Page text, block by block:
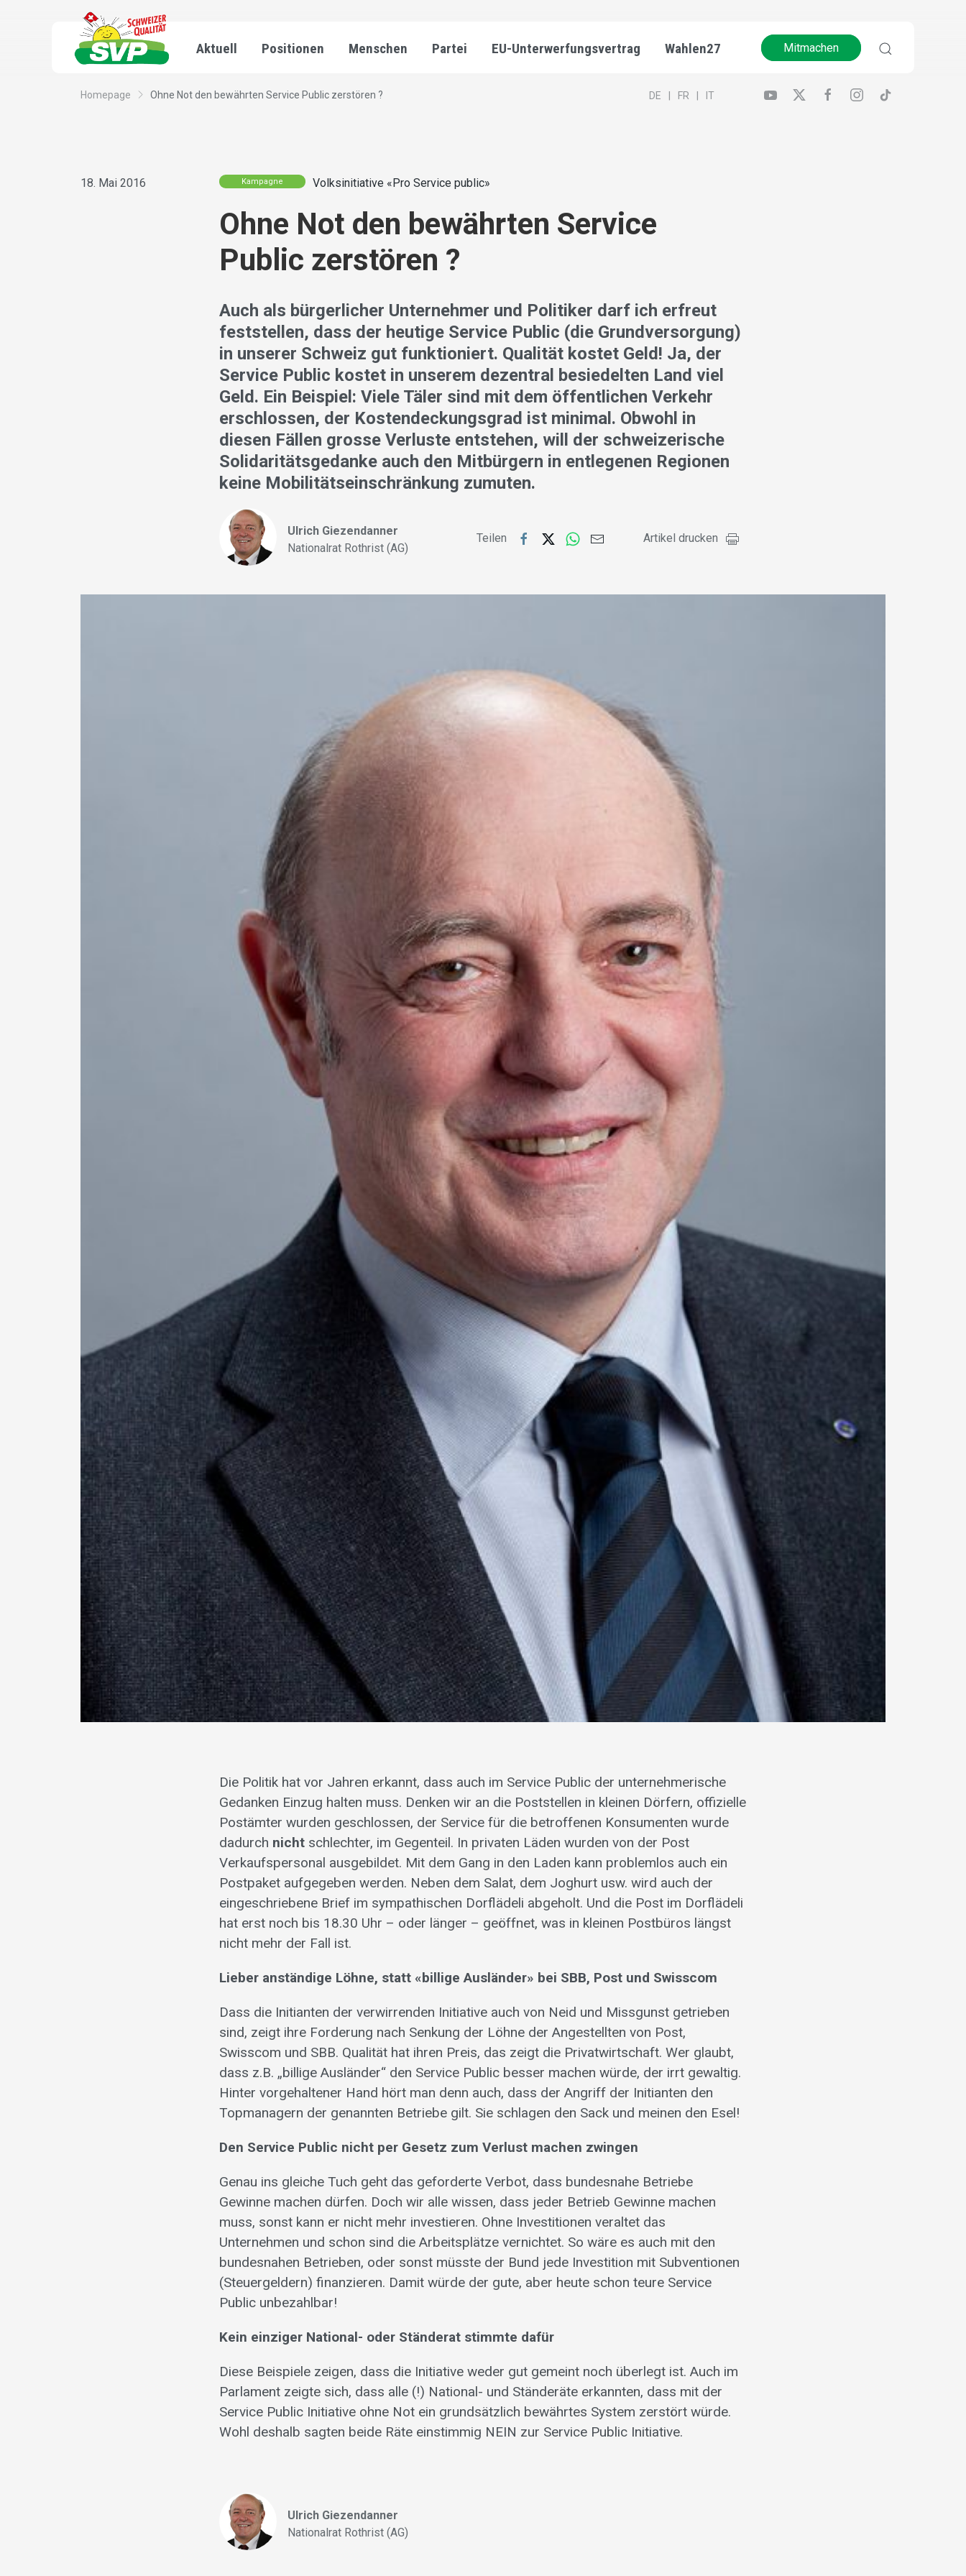
Aktuell Positionen Menschen Partei EU-Unterwerfungsvertrag Wahlen27 Mitmachen
Homepage Ohne Not den bewährten Service Public zerstören ? DE FR IT
18. Mai 2016 Kampagne Volksinitiative «Pro Service public»
Ohne Not den bewährten Service
Public zerstören ?
Auch als bürgerlicher Unternehmer und Politiker darf ich erfreut
feststellen, dass der heutige Service Public (die Grundversorgung)
in unserer Schweiz gut funktioniert. Qualität kostet Geld! Ja, der
Service Public kostet in unserem dezentral besiedelten Land viel
Geld. Ein Beispiel: Viele Täler sind mit dem öffentlichen Verkehr
erschlossen, der Kostendeckungsgrad ist minimal. Obwohl in
diesen Fällen grosse Verluste entstehen, will der schweizerische
Solidaritätsgedanke auch den Mitbürgern in entlegenen Regionen
keine Mobilitätseinschränkung zumuten.
Ulrich Giezendanner
Nationalrat Rothrist (AG)
Teilen Artikel drucken
Die Politik hat vor Jahren erkannt, dass auch im Service Public der unternehmerische
Gedanken Einzug halten muss. Denken wir an die Poststellen in kleinen Dörfern, offizielle
Postämter wurden geschlossen, der Service für die betroffenen Konsumenten wurde
dadurch nicht schlechter, im Gegenteil. In privaten Läden wurden von der Post
Verkaufspersonal ausgebildet. Mit dem Gang in den Laden kann problemlos auch ein
Postpaket aufgegeben werden. Neben dem Salat, dem Joghurt usw. wird auch der
eingeschriebene Brief im sympathischen Dorflädeli abgeholt. Und die Post im Dorflädeli
hat erst noch bis 18.30 Uhr – oder länger – geöffnet, was in kleinen Postbüros längst
nicht mehr der Fall ist.
Lieber anständige Löhne, statt «billige Ausländer» bei SBB, Post und Swisscom
Dass die Initianten der verwirrenden Initiative auch von Neid und Missgunst getrieben
sind, zeigt ihre Forderung nach Senkung der Löhne der Angestellten von Post,
Swisscom und SBB. Qualität hat ihren Preis, das zeigt die Privatwirtschaft. Wer glaubt,
dass z.B. „billige Ausländer“ den Service Public besser machen würde, der irrt gewaltig.
Hinter vorgehaltener Hand hört man denn auch, dass der Angriff der Initianten den
Topmanagern der genannten Betriebe gilt. Sie schlagen den Sack und meinen den Esel!
Den Service Public nicht per Gesetz zum Verlust machen zwingen
Genau ins gleiche Tuch geht das geforderte Verbot, dass bundesnahe Betriebe
Gewinne machen dürfen. Doch wir alle wissen, dass jeder Betrieb Gewinne machen
muss, sonst kann er nicht mehr investieren. Ohne Investitionen veraltet das
Unternehmen und schon sind die Arbeitsplätze vernichtet. So wäre es auch mit den
bundesnahen Betrieben, oder sonst müsste der Bund jede Investition mit Subventionen
(Steuergeldern) finanzieren. Damit würde der gute, aber heute schon teure Service
Public unbezahlbar!
Kein einziger National- oder Ständerat stimmte dafür
Diese Beispiele zeigen, dass die Initiative weder gut gemeint noch überlegt ist. Auch im
Parlament zeigte sich, dass alle (!) National- und Ständeräte erkannten, dass mit der
Service Public Initiative ohne Not ein grundsätzlich bewährtes System zerstört würde.
Wohl deshalb sagten beide Räte einstimmig NEIN zur Service Public Initiative.
Ulrich Giezendanner
Nationalrat Rothrist (AG)